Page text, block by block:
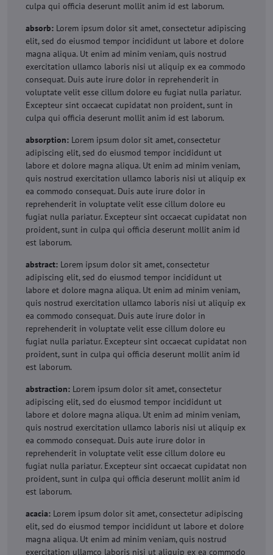
culpa qui officia deserunt mollit anim id est laborum.
absorb: Lorem ipsum dolor sit amet, consectetur adipiscing
elit, sed do eiusmod tempor incididunt ut labore et dolore
magna aliqua. Ut enim ad minim veniam, quis nostrud
exercitation ullamco laboris nisi ut aliquip ex ea commodo
consequat. Duis aute irure dolor in reprehenderit in
voluptate velit esse cillum dolore eu fugiat nulla pariatur.
Excepteur sint occaecat cupidatat non proident, sunt in
culpa qui officia deserunt mollit anim id est laborum.
absorption: Lorem ipsum dolor sit amet, consectetur
adipiscing elit, sed do eiusmod tempor incididunt ut
labore et dolore magna aliqua. Ut enim ad minim veniam,
quis nostrud exercitation ullamco laboris nisi ut aliquip ex
ea commodo consequat. Duis aute irure dolor in
reprehenderit in voluptate velit esse cillum dolore eu
fugiat nulla pariatur. Excepteur sint occaecat cupidatat non
proident, sunt in culpa qui officia deserunt mollit anim id
est laborum.
abstract: Lorem ipsum dolor sit amet, consectetur
adipiscing elit, sed do eiusmod tempor incididunt ut
labore et dolore magna aliqua. Ut enim ad minim veniam,
quis nostrud exercitation ullamco laboris nisi ut aliquip ex
ea commodo consequat. Duis aute irure dolor in
reprehenderit in voluptate velit esse cillum dolore eu
fugiat nulla pariatur. Excepteur sint occaecat cupidatat non
proident, sunt in culpa qui officia deserunt mollit anim id
est laborum.
abstraction: Lorem ipsum dolor sit amet, consectetur
adipiscing elit, sed do eiusmod tempor incididunt ut
labore et dolore magna aliqua. Ut enim ad minim veniam,
quis nostrud exercitation ullamco laboris nisi ut aliquip ex
ea commodo consequat. Duis aute irure dolor in
reprehenderit in voluptate velit esse cillum dolore eu
fugiat nulla pariatur. Excepteur sint occaecat cupidatat non
proident, sunt in culpa qui officia deserunt mollit anim id
est laborum.
acacia: Lorem ipsum dolor sit amet, consectetur adipiscing
elit, sed do eiusmod tempor incididunt ut labore et dolore
magna aliqua. Ut enim ad minim veniam, quis nostrud
exercitation ullamco laboris nisi ut aliquip ex ea commodo